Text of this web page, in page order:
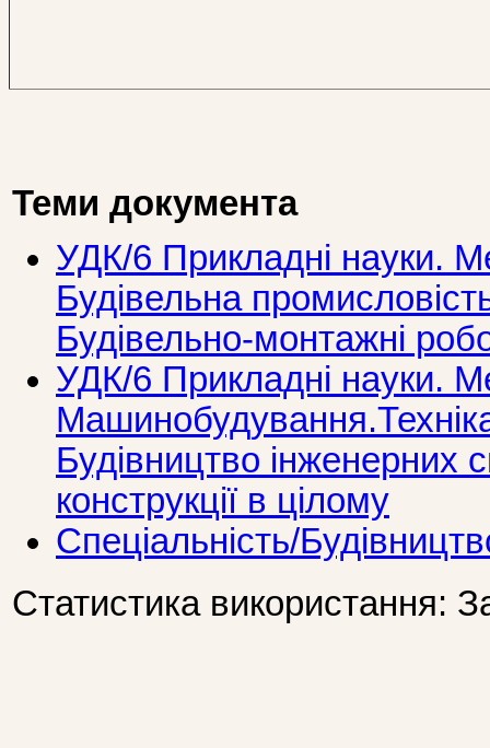
Теми документа
УДК/6 Прикладнi науки.
Будівельна
Будівельно-монтажні
УДК/6 Прикладнi науки.
Будівництво інженерних
конструкції в цілому
Спеціальність/
Статистика використання: